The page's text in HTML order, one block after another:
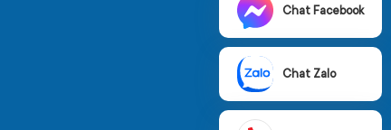
Chat Facebook
Chat Zalo